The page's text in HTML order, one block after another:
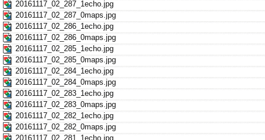
20161117_02_287_1echo.jpg
20161117_02_287_0maps.jpg
20161117_02_286_1echo.jpg
20161117_02_286_0maps.jpg
20161117_02_285_1echo.jpg
20161117_02_285_0maps.jpg
20161117_02_284_1echo.jpg
20161117_02_284_0maps.jpg
20161117_02_283_1echo.jpg
20161117_02_283_0maps.jpg
20161117_02_282_1echo.jpg
20161117_02_282_0maps.jpg
20161117_02_281_1echo.jpg